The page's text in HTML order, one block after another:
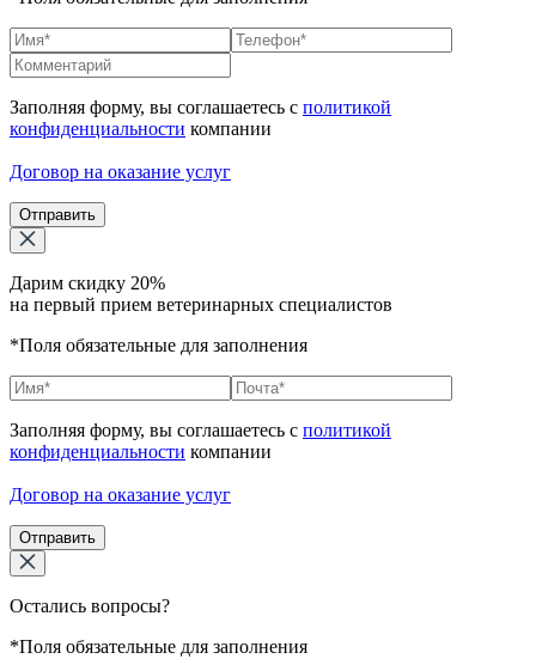
Заполняя форму, вы соглашаетесь с политикой
конфиденциальности компании
Договор на оказание услуг
Отправить
Дарим скидку 20%
на первый прием ветеринарных специалистов
*Поля обязательные для заполнения
Заполняя форму, вы соглашаетесь с политикой
конфиденциальности компании
Договор на оказание услуг
Отправить
Остались вопросы?
*Поля обязательные для заполнения